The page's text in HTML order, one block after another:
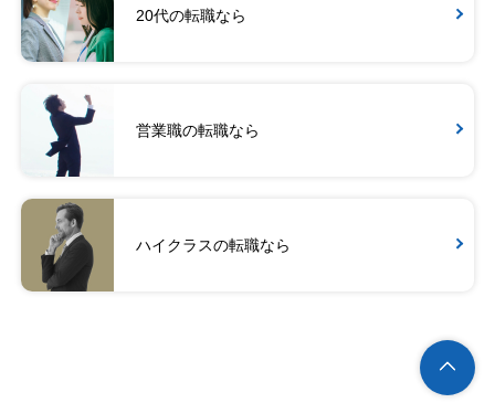
20代の転職なら
営業職の転職なら
ハイクラスの転職なら